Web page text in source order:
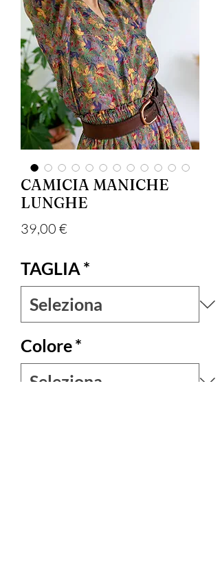
CAMICIA MANICHE
LUNGHE
39,00 €
TAGLIA*
Colore*